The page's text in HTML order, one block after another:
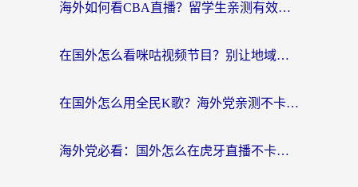
海外如何看CBA直播？留学生亲测有效的体育赛事观看指南
在国外怎么看咪咕视频节目？别让地域限制挡住你的追剧自由
在国外怎么用全民K歌？海外党亲测不卡顿的回国加速秘籍
海外党必看：国外怎么在虎牙直播不卡顿？附腾讯视频网易云音乐解决方案